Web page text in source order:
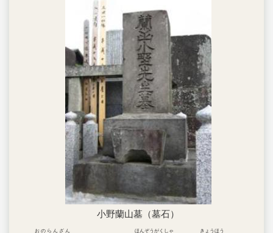
小野蘭山墓（墓石）
おのらんざん ほんぞうがくしゃ きょうほう